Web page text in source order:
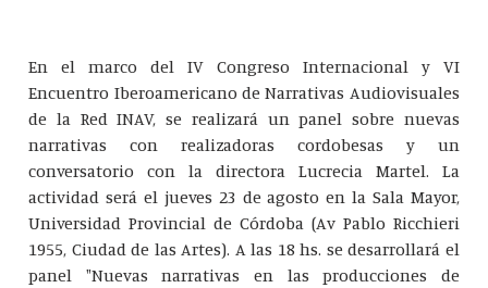
En el marco del IV Congreso Internacional y VI
Encuentro Iberoamericano de Narrativas Audiovisuales
de la Red INAV, se realizará un panel sobre nuevas
narrativas con realizadoras cordobesas y un
conversatorio con la directora Lucrecia Martel. La
actividad será el jueves 23 de agosto en la Sala Mayor,
Universidad Provincial de Córdoba (Av Pablo Ricchieri
1955, Ciudad de las Artes). A las 18 hs. se desarrollará el
panel "Nuevas narrativas en las producciones de